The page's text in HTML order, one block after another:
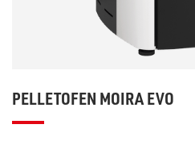
PELLETOFEN MOIRA EVO